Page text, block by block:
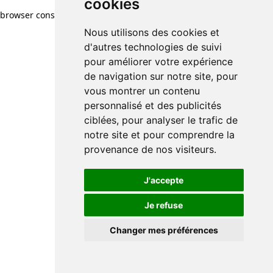
cookies
Nous utilisons des cookies et
d'autres technologies de suivi
pour améliorer votre expérience
de navigation sur notre site, pour
vous montrer un contenu
personnalisé et des publicités
ciblées, pour analyser le trafic de
notre site et pour comprendre la
provenance de nos visiteurs.
J'accepte
Je refuse
Changer mes préférences
cookies
Nous utilisons des cookies et
d'autres technologies de suivi
pour améliorer votre expérience
de navigation sur notre site, pour
vous montrer un contenu
personnalisé et des publicités
ciblées, pour analyser le trafic de
notre site et pour comprendre la
provenance de nos visiteurs.
J'accepte
Je refuse
Changer mes préférences
browser console for more information)